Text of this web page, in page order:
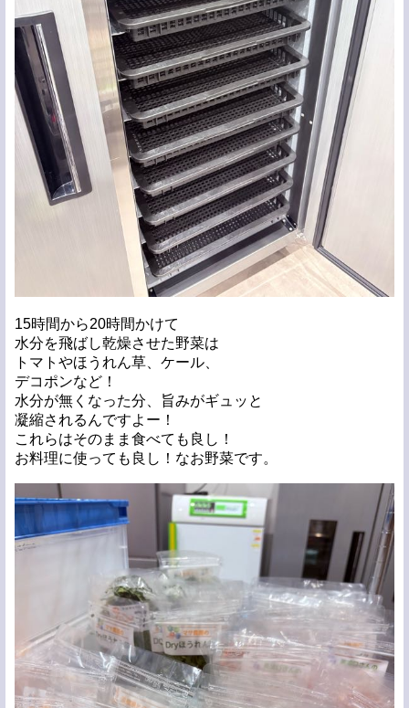
15時間から20時間かけて
水分を飛ばし乾燥させた野菜は
トマトやほうれん草、ケール、
デコポンなど！
水分が無くなった分、旨みがギュッと
凝縮されるんですよー！
これらはそのまま食べても良し！
お料理に使っても良し！なお野菜です。